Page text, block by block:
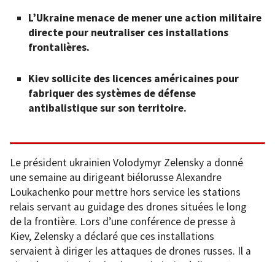
L’Ukraine menace de mener une action militaire
directe pour neutraliser ces installations
frontalières.
Kiev sollicite des licences américaines pour
fabriquer des systèmes de défense
antibalistique sur son territoire.
Le président ukrainien Volodymyr Zelensky a donné
une semaine au dirigeant biélorusse Alexandre
Loukachenko pour mettre hors service les stations
relais servant au guidage des drones situées le long
de la frontière. Lors d’une conférence de presse à
Kiev, Zelensky a déclaré que ces installations
servaient à diriger les attaques de drones russes. Il a